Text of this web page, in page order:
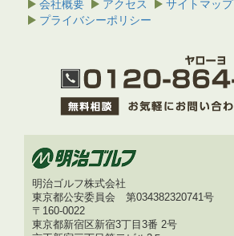
会社概要
アクセス
サイトマップ
プライバシーポリシー
明治ゴルフ株式会社
東京都公安委員会 第034382320741号
〒160-0022
東京都新宿区新宿3丁目3番 2号